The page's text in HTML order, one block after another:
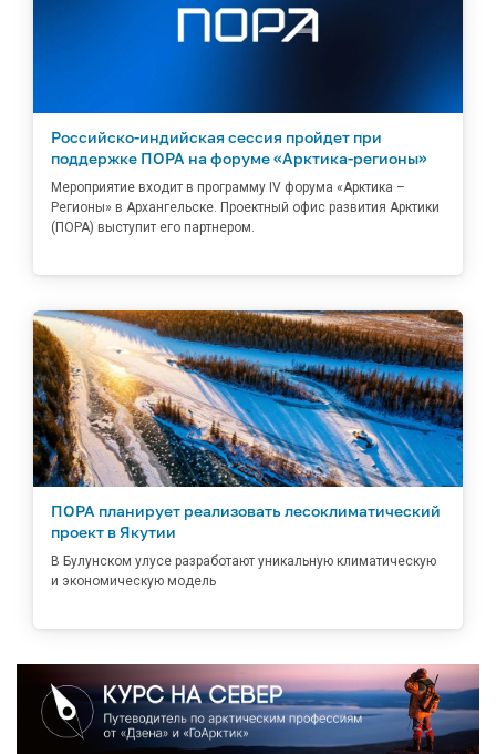
Российско-индийская сессия пройдет при
поддержке ПОРА на форуме «Арктика-регионы»
Мероприятие входит в программу IV форума «Арктика –
Регионы» в Архангельске. Проектный офис развития Арктики
(ПОРА) выступит его партнером.
ПОРА планирует реализовать лесоклиматический
проект в Якутии
В Булунском улусе разработают уникальную климатическую
и экономическую модель